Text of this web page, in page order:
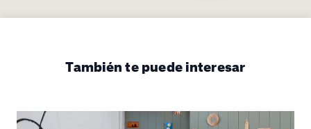
También te puede interesar